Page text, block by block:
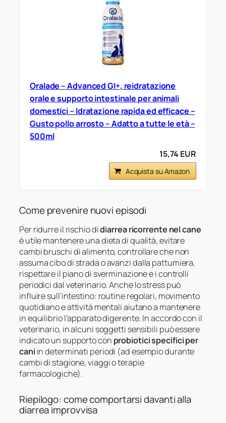
Oralade – Advanced GI+, reidratazione
orale e supporto intestinale per animali
domestici – Idratazione rapida ed efficace –
Gusto pollo arrosto – Adatto a tutte le età –
500ml
15,74 EUR
Acquista su Amazon
Come prevenire nuovi episodi
Per ridurre il rischio didiarrea ricorrente nel cane
è utile mantenere una dieta di qualità, evitare
cambi bruschi di alimento, controllare che non
assuma cibo di strada o avanzi dalla pattumiera,
rispettare il piano di sverminazione e i controlli
periodici dal veterinario. Anche lo stress può
influire sull’intestino: routine regolari, movimento
quotidiano e attività mentali aiutano a mantenere
in equilibrio l’apparato digerente. In accordo con il
veterinario, in alcuni soggetti sensibili può essere
indicato un supporto con probiotici specifici per
cani in determinati periodi (ad esempio durante
cambi di stagione, viaggi o terapie
farmacologiche).
Riepilogo: come comportarsi davanti alla
diarrea improvvisa